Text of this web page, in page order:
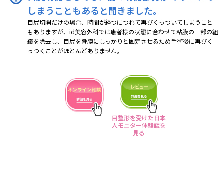
しまうこともあると聞きました。
目尻切開だけの場合、時間が経つにつれて再びくっついてしまうこと
もありますが、id美容外科では患者様の状態に合わせて粘膜の一部の組
織を除去し、目尻を骨膜にしっかりと固定させるため手術後に再びく
っつくことがほとんどありません。
目整形を受けた日本
人モニター体験談を
見る